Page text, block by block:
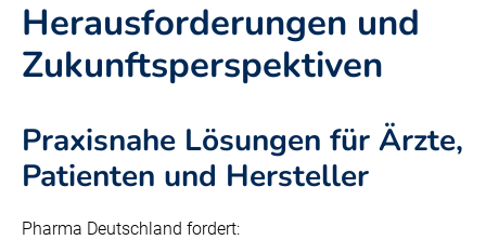
Herausforderungen und
Zukunftsperspektiven
Praxisnahe Lösungen für Ärzte,
Patienten und Hersteller
Pharma Deutschland fordert: